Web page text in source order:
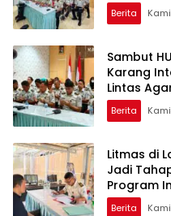
Berita
Sambut
Karang
Lintas
Berita
Litmas di
Jadi
Program
Berita